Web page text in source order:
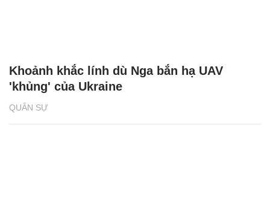
QUÂN SỰ
Khoảnh khắc lính dù Nga bắn hạ UAV
'khủng' của Ukraine